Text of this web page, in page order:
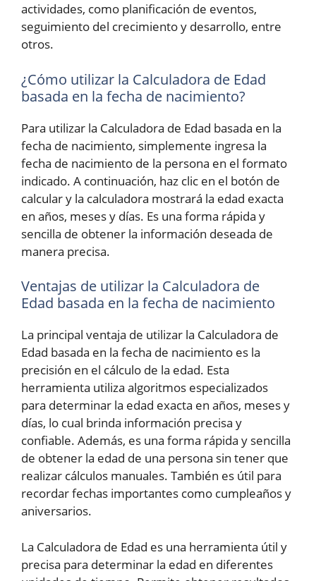
actividades, como planificación de eventos,
seguimiento del crecimiento y desarrollo, entre
otros.
¿Cómo utilizar la Calculadora de Edad
basada en la fecha de nacimiento?
Para utilizar la Calculadora de Edad basada en la
fecha de nacimiento, simplemente ingresa la
fecha de nacimiento de la persona en el formato
indicado. A continuación, haz clic en el botón de
calcular y la calculadora mostrará la edad exacta
en años, meses y días. Es una forma rápida y
sencilla de obtener la información deseada de
manera precisa.
Ventajas de utilizar la Calculadora de
Edad basada en la fecha de nacimiento
La principal ventaja de utilizar la Calculadora de
Edad basada en la fecha de nacimiento es la
precisión en el cálculo de la edad. Esta
herramienta utiliza algoritmos especializados
para determinar la edad exacta en años, meses y
días, lo cual brinda información precisa y
confiable. Además, es una forma rápida y sencilla
de obtener la edad de una persona sin tener que
realizar cálculos manuales. También es útil para
recordar fechas importantes como cumpleaños y
aniversarios.
La Calculadora de Edad es una herramienta útil y
precisa para determinar la edad en diferentes